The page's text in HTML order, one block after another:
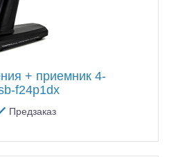
+ приемник 4-
f24p1dx
Предзаказ